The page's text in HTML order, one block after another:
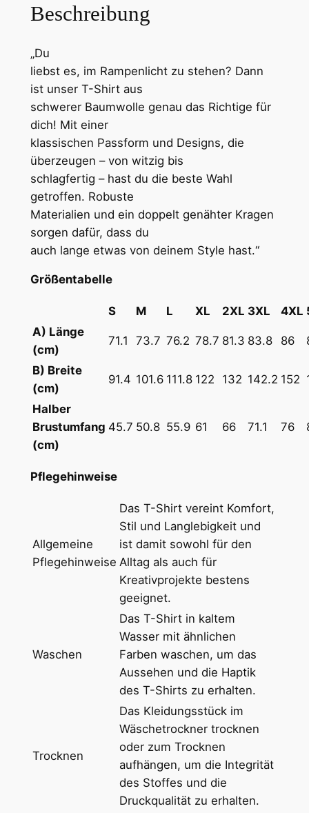
b
i
2
5
6
8
p
o
r
i
s
c
h
e
s
T
a
n
z
P
y
-
T
e
a
m
"
a
v
g
s
Beschreibung
„Du
liebst es, im Rampenlicht zu stehen? Dann
ist unser T-Shirt aus
schwerer Baumwolle genau das Richtige für
dich! Mit einer
klassischen Passform und Designs, die
überzeugen – von witzig bis
schlagfertig – hast du die beste Wahl
getroffen. Robuste
Materialien und ein doppelt genähter Kragen
sorgen dafür, dass du
auch lange etwas von deinem Style hast.“
Größentabelle
S M L XL 2XL 3XL 4XL
A) Länge
(cm)
71.1 73.7 76.2 78.7 81.3 83.8 86
B) Breite
(cm)
91.4 101.6 111.8 122 132 142.2 152
Halber
Brustumfang
(cm)
45.7 50.8 55.9 61 66 71.1 76
Pflegehinweise
Allgemeine
Pflegehinweise
Das T-Shirt vereint Komfort,
Stil und Langlebigkeit und
ist damit sowohl für den
Alltag als auch für
Kreativprojekte bestens
geeignet.
Waschen
Das T-Shirt in kaltem
Wasser mit ähnlichen
Farben waschen, um das
Aussehen und die Haptik
des T-Shirts zu erhalten.
Trocknen
Das Kleidungsstück im
Wäschetrockner trocknen
oder zum Trocknen
aufhängen, um die Integrität
des Stoffes und die
Druckqualität zu erhalten.